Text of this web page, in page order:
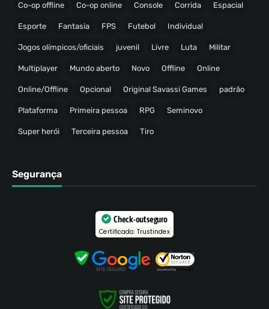
Co-op offline Co-op online Console Corrida Espacial
Esporte Fantasia FPS Futebol Individual
Jogos olímpicos/oficiais juvenil Livre Luta Militar
Multiplayer Mundo aberto Novo Offline Online
Online/Offline Opcional Original Savassi Games padrão
Plataforma Primeira pessoa RPG Seminovo
Super herói Terceira pessoa Tiro
Segurança
Check-out seguro
Certificado: Trustindex